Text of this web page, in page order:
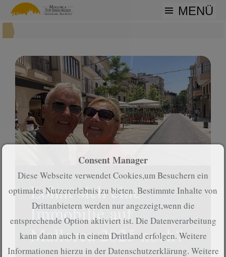
MENÜ
Lohnt sich eine
Immobilie auf
Mallorca 2025 noch?
Consent Manager
Diese Webseite verwendet Cookies,um Besuchern ein
optimales Nutzererlebnis zu bieten. Bestimmte Inhalte von
Drittanbietern werden nur angezeigt,wenn die
entsprechende Option aktiviert ist. Die Datenverarbeitung
kann dann auch in einem Drittland erfolgen. Weitere
Informationen hierzu in der Datenschutzerklärung. Weitere